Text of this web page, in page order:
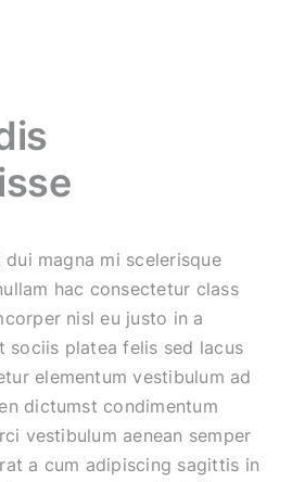
magna mi scelerisque
hac consectetur class
nisl eu justo in a
sociis platea felis sed lacus
elementum vestibulum ad
dictumst condimentum
vestibulum aenean semper
a cum adipiscing sagittis in